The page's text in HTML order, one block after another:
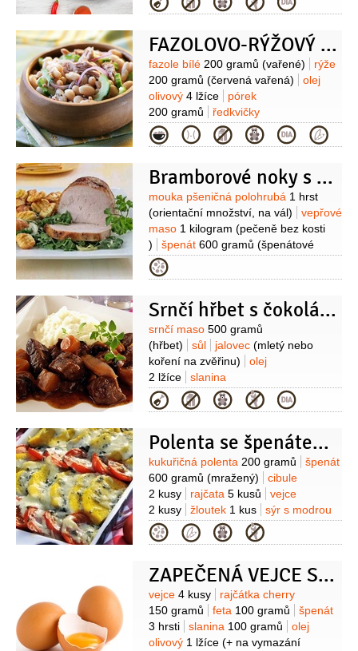
60 mililitrů
vývar kuřecí
(vločky)
FAZOLOVO-RÝŽOVÝ SALÁT S ŘEDKVIČKAMI A ŠPENÁTEM
Suroviny
fazole bílé 200 gramů (vařené)
rýže
200 gramů (červená vařená)
olej
olivový 4 lžíce
pórek
200 gramů
ředkvičky
20 kusů
špenát
100 gramů
(čerstvý)
umeocet
Kategorie
Bramborové noky s pečení a špenátem
Suroviny
mouka pšeničná polohrubá 1 hrst
(orientační množství, na vál)
vepřové
maso 1 kilogram (pečeně bez kosti
)
špenát 600 gramů (špenátové
listy)
špenátu)
cibule2 kusy
sádlo
(orientační množství)
pepř černý
2 špetky
(orientační množství, mletý )
Na noky:
brambory
350 gramů
(vařené ve slupce)
mouka pšeničná
hrubá
250 gramů
2 lžíce
vejce1 kus sůl1 špetka
(orientační množství)
Kategorie
Srnčí hřbet s čokoládovou omáčkou
Suroviny
srnčí maso 500 gramů
(hřbet)
sůl jalovec (mletý nebo
koření na zvěřinu)
olej
2 lžíce
slanina
100 gramů
marmeláda
70 gramů
(brusinková)
čokoláda hořká
1 kus
špenát400 gramů (čerstvý
listový)
Kategorie
Polenta se špenátem a rajčaty
Suroviny
kukuřičná polenta 200 gramů
špenát
600 gramů (mražený)
cibule
2 kusy
rajčata 5 kusů
vejce
2 kusy
žloutek 1 kus
sýr s modrou
plísní
150 gramů
(Gorgonzola,
Niva)
vývar zeleninový
Kategorie
ZAPEČENÁ VEJCE S RAJČATY, ŠPENÁTEM A FETOU
Suroviny
vejce 4 kusy
rajčátka cherry
150 gramů
feta 100 gramů
špenát
3 hrsti
slanina 100 gramů
olej
olivový 1 lžíce (+ na vymazání